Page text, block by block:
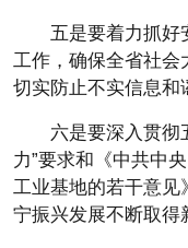
五是要着力抓好
工作，确保全省社会
切实防止不实信息和
六是要深入贯彻
力”要求和《中共中
工业基地的若干意见
宁振兴发展不断取得